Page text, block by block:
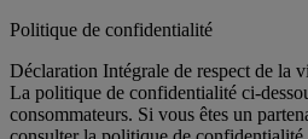
Politique de confidentialité
Déclaration Intégrale de respect de la
La politique de confidentialité ci-
consommateurs. Si vous êtes un